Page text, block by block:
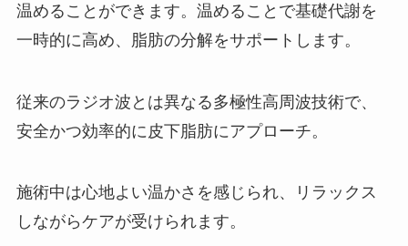
温めることができます。温めることで基礎代謝を
一時的に高め、脂肪の分解をサポートします。
従来のラジオ波とは異なる多極性高周波技術で、
安全かつ効率的に皮下脂肪にアプローチ。
施術中は心地よい温かさを感じられ、リラックス
しながらケアが受けられます。